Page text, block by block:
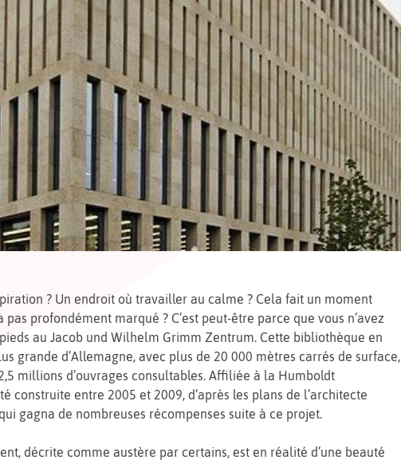
? Un endroit où travailler au calme ? Cela fait un moment
pas profondément marqué ? C’est peut-être parce que vous n’avez
au Jacob und Wilhelm Grimm Zentrum. Cette bibliothèque en
grande d’Allemagne, avec plus de 20 000 mètres carrés de surface,
millions d’ouvrages consultables. Affiliée à la Humboldt
construite entre 2005 et 2009, d’après les plans de l’architecte
gagna de nombreuses récompenses suite à ce projet.
décrite comme austère par certains, est en réalité d’une beauté